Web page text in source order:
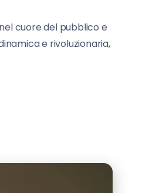
cuore del pubblico e
e rivoluzionaria,